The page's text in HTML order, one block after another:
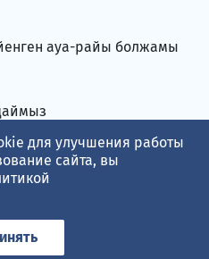
ауа-райы болжамы
для улучшения работы
сайта, вы